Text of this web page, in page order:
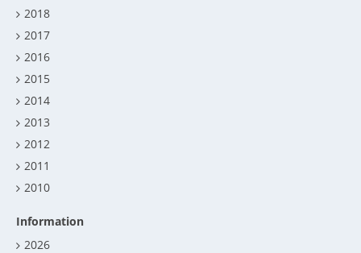
2018
2017
2016
2015
2014
2013
2012
2011
2010
Information
2026